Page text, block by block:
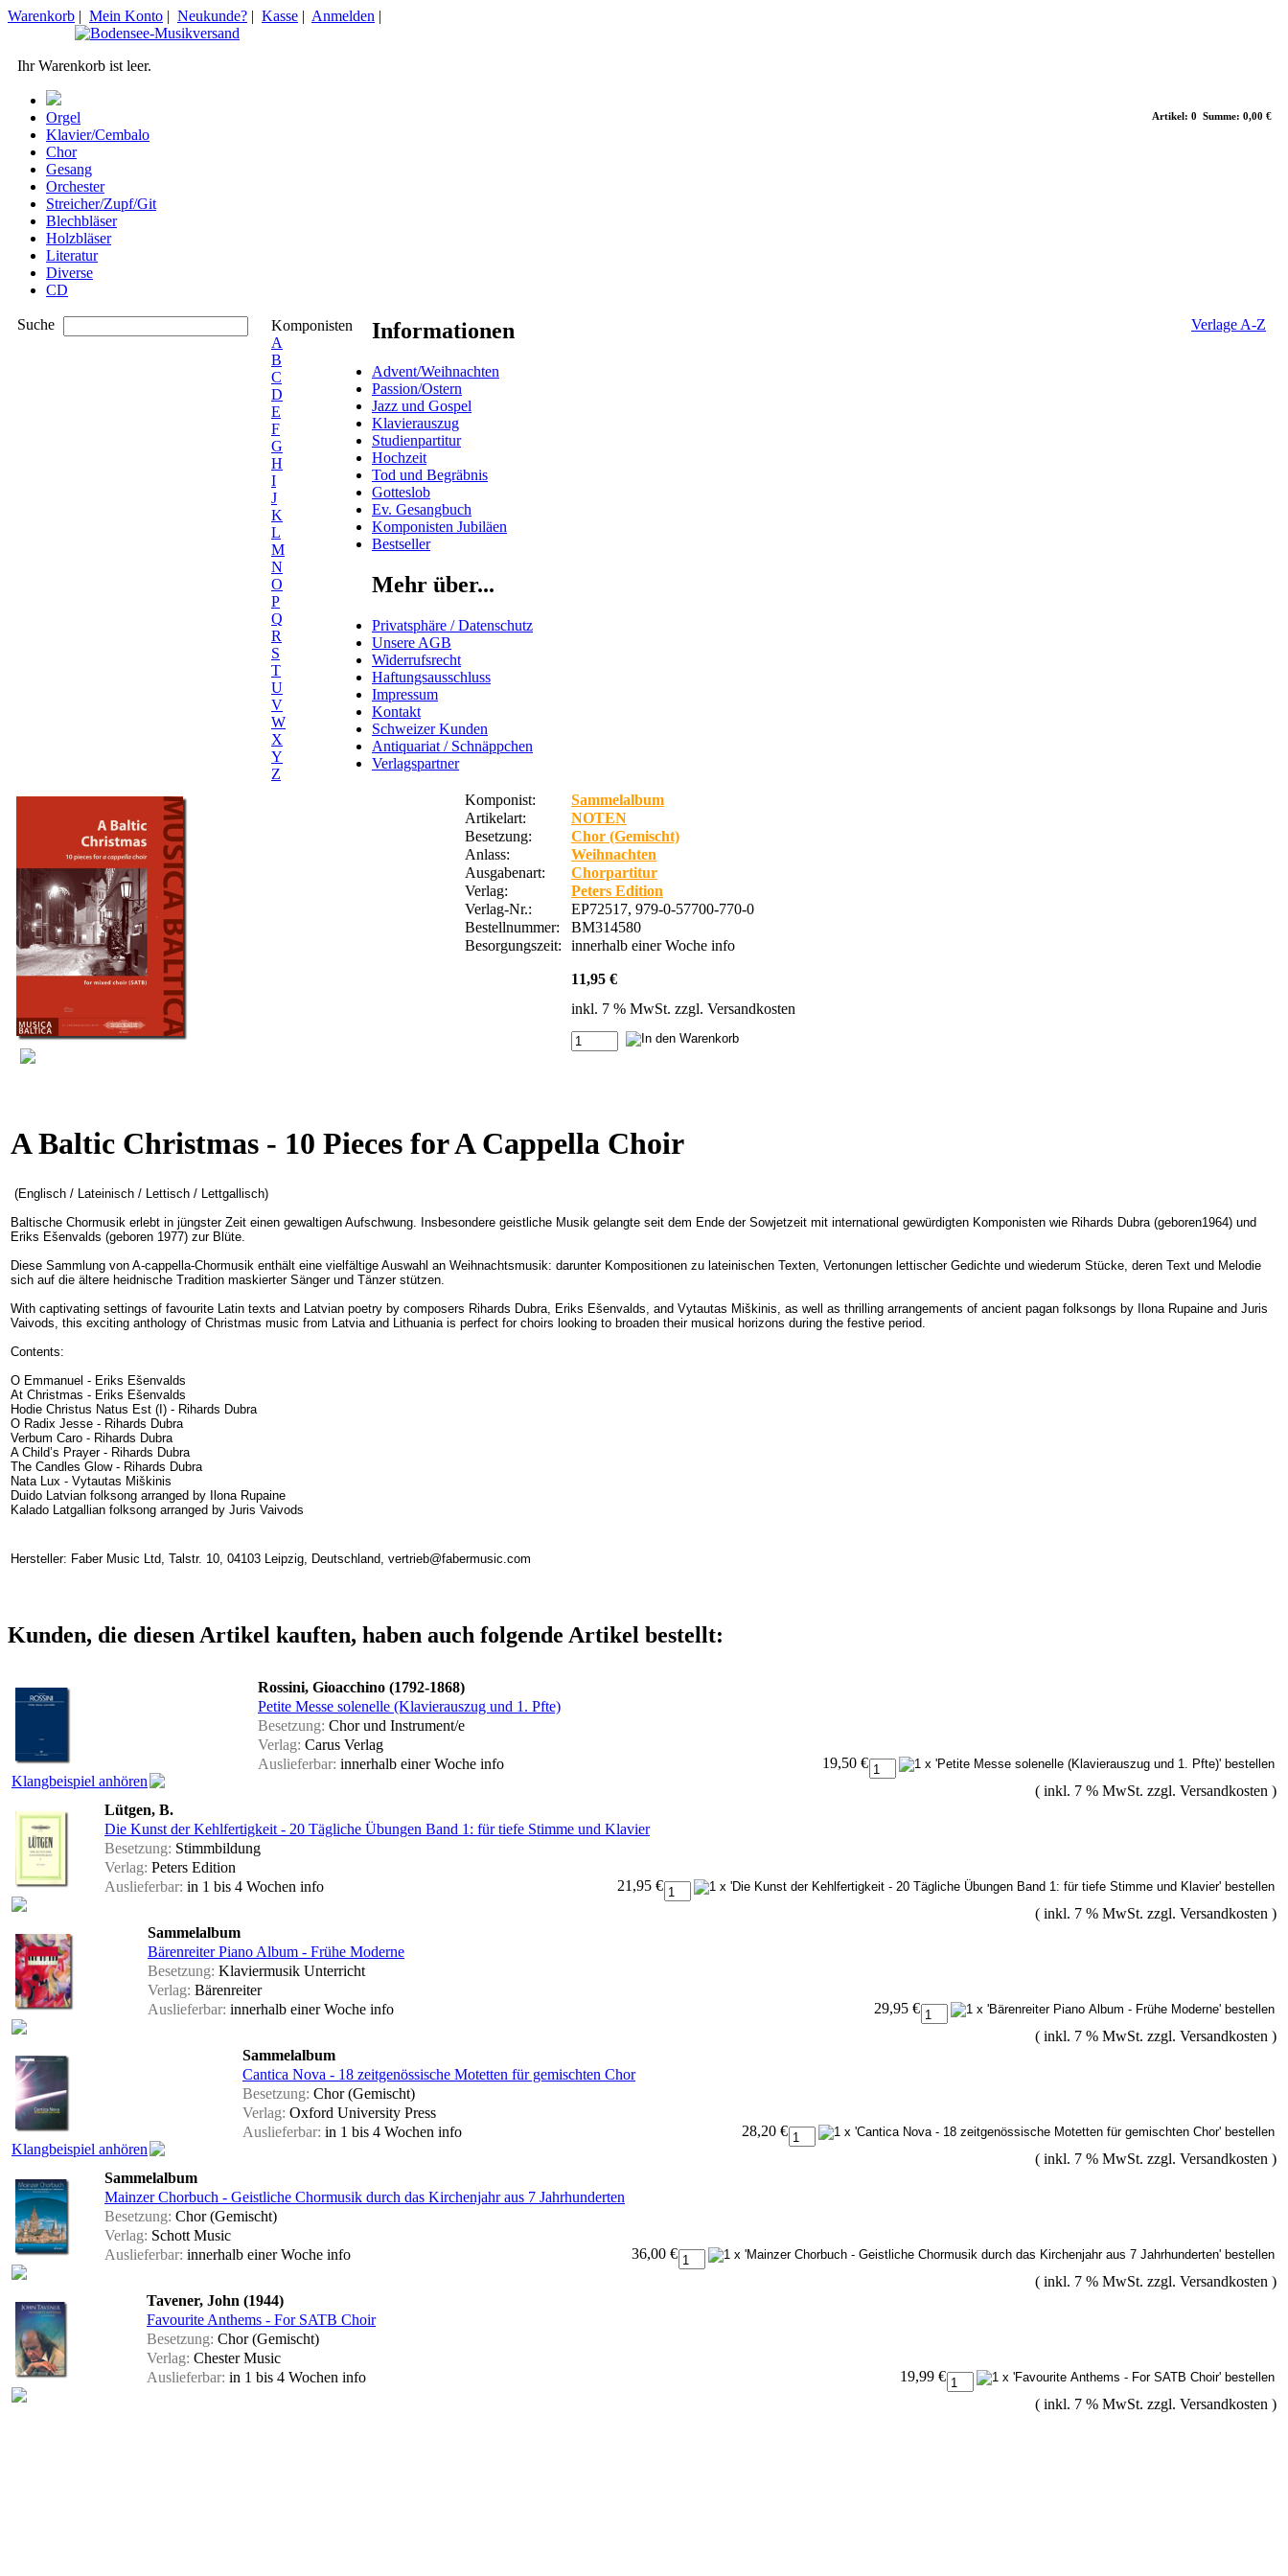
Artikel: 0 Summe: 0,00 €
Warenkorb | Mein Konto | Neukunde? | Kasse | Anmelden |
Ihr Warenkorb ist leer.
Orgel
Klavier/Cembalo
Chor
Gesang
Orchester
Streicher/Zupf/Git
Blechbläser
Holzbläser
Literatur
Diverse
CD
Suche
Komponisten
A
B
C
D
E
F
G
H
I
J
K
L
M
N
O
P
Q
R
S
T
U
V
W
X
Y
Z
Verlage A-Z
Informationen
Advent/Weihnachten
Passion/Ostern
Jazz und Gospel
Klavierauszug
Studienpartitur
Hochzeit
Tod und Begräbnis
Gotteslob
Ev. Gesangbuch
Komponisten Jubiläen
Bestseller
Mehr über...
Privatsphäre / Datenschutz
Unsere AGB
Widerrufsrecht
Haftungsausschluss
Impressum
Kontakt
Schweizer Kunden
Antiquariat / Schnäppchen
Verlagspartner
Komponist:
Sammelalbum
Artikelart:
NOTEN
Besetzung:
Chor (Gemischt)
Anlass:
Weihnachten
Ausgabenart:
Chorpartitur
Verlag:
Peters Edition
Verlag-Nr.:
EP72517, 979-0-57700-770-0
Bestellnummer:
BM314580
Besorgungszeit:
innerhalb einer Woche info
11,95 €
inkl. 7 % MwSt. zzgl. Versandkosten
A Baltic Christmas - 10 Pieces for A Cappella Choir
(Englisch / Lateinisch / Lettisch / Lettgallisch)
Baltische Chormusik erlebt in jüngster Zeit einen gewaltigen Aufschwung. Insbesondere geistliche Musik gelangte seit dem Ende der Sowjetzeit mit international gewürdigten Komponisten wie Rihards Dubra (geboren1964) und
Eriks Ešenvalds (geboren 1977) zur Blüte.
Diese Sammlung von A-cappella-Chormusik enthält eine vielfältige Auswahl an Weihnachtsmusik: darunter Kompositionen zu lateinischen Texten, Vertonungen lettischer Gedichte und wiederum Stücke, deren Text und Melodie
sich auf die ältere heidnische Tradition maskierter Sänger und Tänzer stützen.
With captivating settings of favourite Latin texts and Latvian poetry by composers Rihards Dubra, Eriks Ešenvalds, and Vytautas Miškinis, as well as thrilling arrangements of ancient pagan folksongs by Ilona Rupaine and Juris
Vaivods, this exciting anthology of Christmas music from Latvia and Lithuania is perfect for choirs looking to broaden their musical horizons during the festive period.
Contents:
O Emmanuel - Eriks Ešenvalds
At Christmas - Eriks Ešenvalds
Hodie Christus Natus Est (I) - Rihards Dubra
O Radix Jesse - Rihards Dubra
Verbum Caro - Rihards Dubra
A Child’s Prayer - Rihards Dubra
The Candles Glow - Rihards Dubra
Nata Lux - Vytautas Miškinis
Duido Latvian folksong arranged by Ilona Rupaine
Kalado Latgallian folksong arranged by Juris Vaivods
Hersteller: Faber Music Ltd, Talstr. 10, 04103 Leipzig, Deutschland, vertrieb@fabermusic.com
Kunden, die diesen Artikel kauften, haben auch folgende Artikel bestellt:
Klangbeispiel anhören
Rossini, Gioacchino (1792-1868)
Petite Messe solenelle (Klavierauszug und 1. Pfte)
Besetzung: Chor und Instrument/e
Verlag: Carus Verlag
Auslieferbar: innerhalb einer Woche info
19,50 €
( inkl. 7 % MwSt. zzgl. Versandkosten )
Lütgen, B.
Die Kunst der Kehlfertigkeit - 20 Tägliche Übungen Band 1: für tiefe Stimme und Klavier
Besetzung: Stimmbildung
Verlag: Peters Edition
Auslieferbar: in 1 bis 4 Wochen info
21,95 €
( inkl. 7 % MwSt. zzgl. Versandkosten )
Sammelalbum
Bärenreiter Piano Album - Frühe Moderne
Besetzung: Klaviermusik Unterricht
Verlag: Bärenreiter
Auslieferbar: innerhalb einer Woche info
29,95 €
( inkl. 7 % MwSt. zzgl. Versandkosten )
Klangbeispiel anhören
Sammelalbum
Cantica Nova - 18 zeitgenössische Motetten für gemischten Chor
Besetzung: Chor (Gemischt)
Verlag: Oxford University Press
Auslieferbar: in 1 bis 4 Wochen info
28,20 €
( inkl. 7 % MwSt. zzgl. Versandkosten )
Sammelalbum
Mainzer Chorbuch - Geistliche Chormusik durch das Kirchenjahr aus 7 Jahrhunderten
Besetzung: Chor (Gemischt)
Verlag: Schott Music
Auslieferbar: innerhalb einer Woche info
36,00 €
( inkl. 7 % MwSt. zzgl. Versandkosten )
Tavener, John (1944)
Favourite Anthems - For SATB Choir
Besetzung: Chor (Gemischt)
Verlag: Chester Music
Auslieferbar: in 1 bis 4 Wochen info
19,99 €
( inkl. 7 % MwSt. zzgl. Versandkosten )